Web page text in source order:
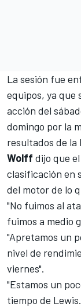
La sesión fue
equipos, ya que
acción del
domingo por la
resultados de la
Wolff dijo que
clasificación en
del motor de lo
"No fuimos al
fuimos a medio
"Apretamos un
nivel de
viernes".
"Estamos un
tiempo de